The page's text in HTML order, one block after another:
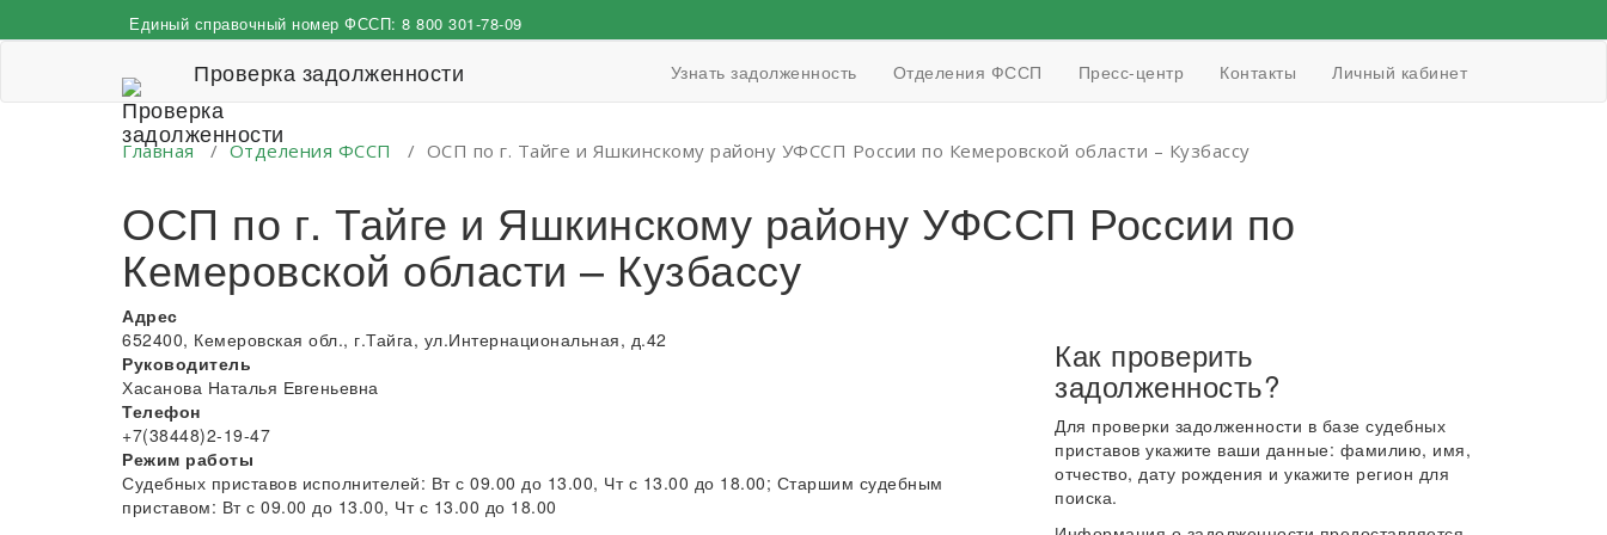
к
Единый справочный номер ФССП: 8 800 301-78-09
Проверка задолженности Узнать задолженность Отделения ФССП Пресс-центр Контакты Личный кабинет
Главная / Отделения ФССП / ОСП по г. Тайге и Яшкинскому району УФССП России по Кемеровской области – Кузбассу
ОСП по г. Тайге и Яшкинскому району УФССП России по
Кемеровской области – Кузбассу
Адрес
652400, Кемеровская обл., г.Тайга, ул.Интернациональная, д.42
Руководитель
Хасанова Наталья Евгеньевна
Телефон
+7(38448)2-19-47
Режим работы
Судебных приставов исполнителей: Вт с 09.00 до 13.00, Чт с 13.00 до 18.00; Старшим судебным
приставом: Вт с 09.00 до 13.00, Чт с 13.00 до 18.00
Как проверить
задолженность?
Для проверки задолженности в базе судебных
приставов укажите ваши данные: фамилию, имя,
отчество, дату рождения и укажите регион для
поиска.